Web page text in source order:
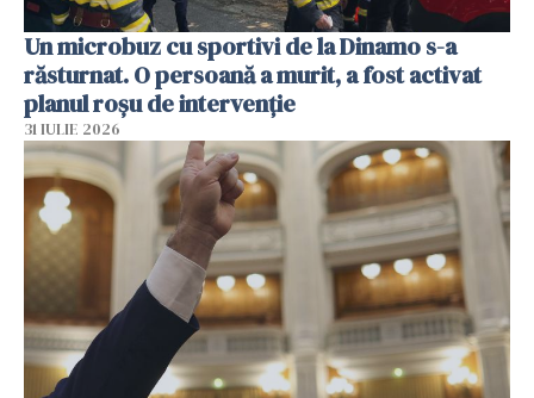
Un microbuz cu sportivi de la Dinamo s-a
răsturnat. O persoană a murit, a fost activat
planul roșu de intervenție
31 IULIE 2026